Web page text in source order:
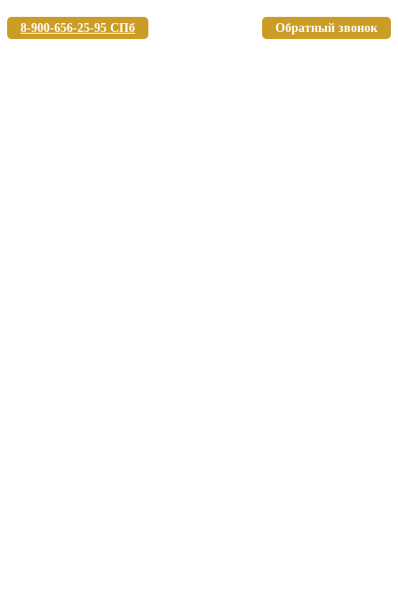
8-900-656-25-95 СПб Обратный звонок